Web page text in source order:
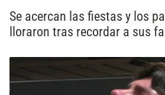
Se acercan las fiestas y los
lloraron tras recordar a sus